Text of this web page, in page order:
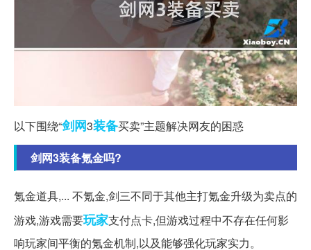
以下围绕“剑网3装备买卖”主题解决网友的困惑
剑网3装备氪金吗?
氪金道具,... 不氪金,剑三不同于其他主打氪金升级为卖点的
游戏,游戏需要玩家支付点卡,但游戏过程中不存在任何影
响玩家间平衡的氪金机制,以及能够强化玩家实力。